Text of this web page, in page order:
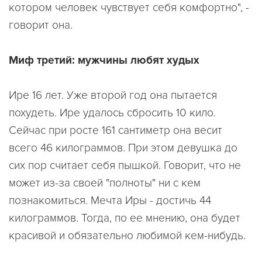
котором человек чувствует себя комфортно", -
говорит она.
Миф третий: мужчины любят худых
Ире 16 лет. Уже второй год она пытается
похудеть. Ире удалось сбросить 10 кило.
Сейчас при росте 161 сантиметр она весит
всего 46 килограммов. При этом девушка до
сих пор считает себя пышкой. Говорит, что не
может из-за своей "полноты" ни с кем
познакомиться. Мечта Иры - достичь 44
килограммов. Тогда, по ее мнению, она будет
красивой и обязательно любимой кем-нибудь.